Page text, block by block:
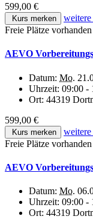
599,00 €
Kurs merken
Freie Plätze vorhanden
AEVO
Datum: Mo.
Uhrzeit: 09:00 -
Ort: 44319
599,00 €
Kurs merken
Freie Plätze vorhanden
AEVO
Datum: Mo.
Uhrzeit: 09:00 -
Ort: 44319